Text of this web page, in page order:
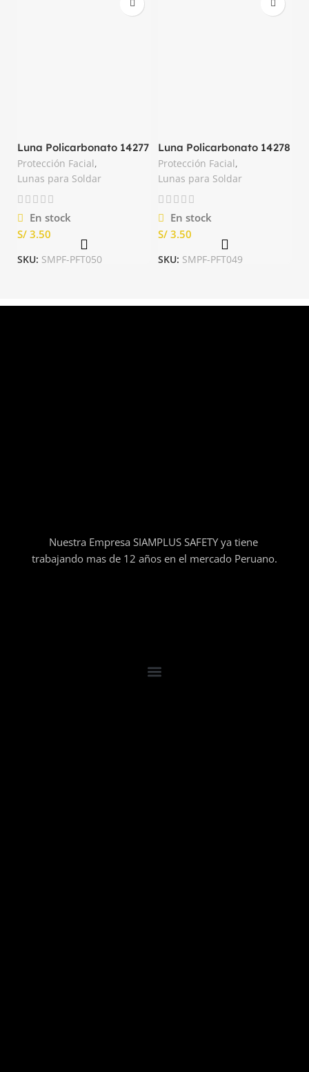
Luna Policarbonato 14277
N°14 Oscuro Truper
Protección Facial,
Lunas para Soldar
En stock
S/
SKU: SMPF-PFT050
Luna Policarbonato 14278
Transparente Truper
Protección Facial,
Lunas para Soldar
En stock
S/
SKU: SMPF-PFT049
Nuestra Empresa SIAMPLUS SAFETY ya tiene
trabajando mas de 12 años en el mercado Peruano.